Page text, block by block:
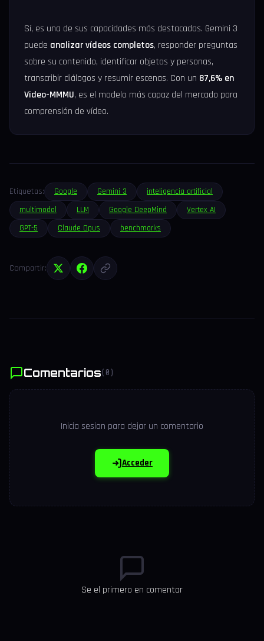
Sí, es una de sus capacidades más destacadas. Gemini 3
puede analizar vídeos completos, responder preguntas
sobre su contenido, identificar objetos y personas,
transcribir diálogos y resumir escenas. Con un 87,6% en
Video-MMMU, es el modelo más capaz del mercado para
comprensión de vídeo.
Etiquetas: Google Gemini 3
inteligencia artificial
multimodal
LLM Google DeepMind
Vertex AI
GPT-5
Claude Opus benchmarks
Compartir:
Comentarios (0)
Inicia sesion para dejar un comentario
Acceder
Se el primero en comentar